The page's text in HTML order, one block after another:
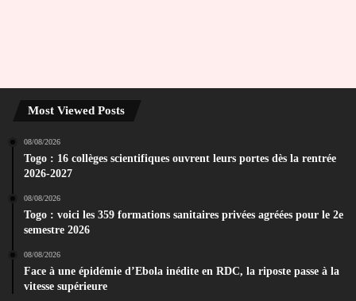
Most Viewed Posts
08/08/2026
Togo : 16 collèges scientifiques ouvrent leurs portes dès la rentrée
2026-2027
08/08/2026
Togo : voici les 359 formations sanitaires privées agréées pour le 2e
semestre 2026
08/08/2026
Face à une épidémie d’Ebola inédite en RDC, la riposte passe à la
vitesse supérieure